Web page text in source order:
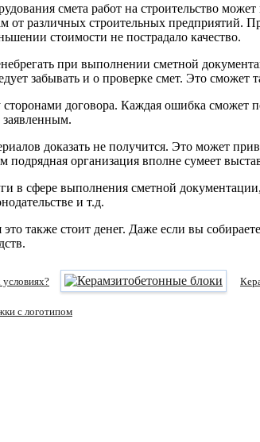
смета работ на строительство
от различных строительных предприятий.
стоимости не пострадало качество.
при выполнении сметной
забывать и о проверке смет. Это
договора. Каждая ошибка сможет
заявленным.
доказать не получится. Это может
организация вполне сумеет
в сфере выполнения сметной
и т.д.
также стоит денег. Даже если вы
с логотипом